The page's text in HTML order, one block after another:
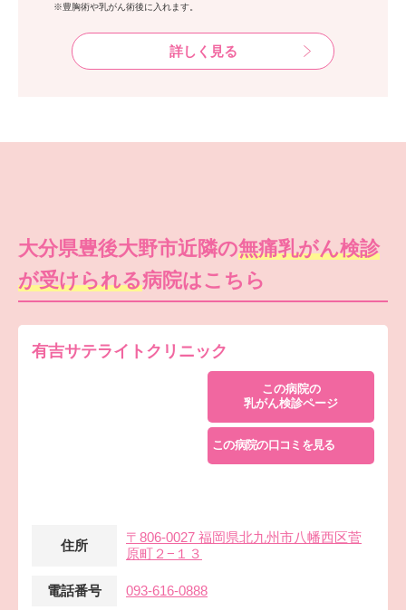
※豊胸術や乳がん術後に入れます。
詳しく見る
大分県豊後大野市近隣の無痛乳がん検診
が受けられる病院はこちら
有吉サテライトクリニック
この病院の
乳がん検診ページ
この病院の口コミを見る
住所
〒806-0027 福岡県北九州市八幡西区菅
原町２−１３
電話番号 093-616-0888